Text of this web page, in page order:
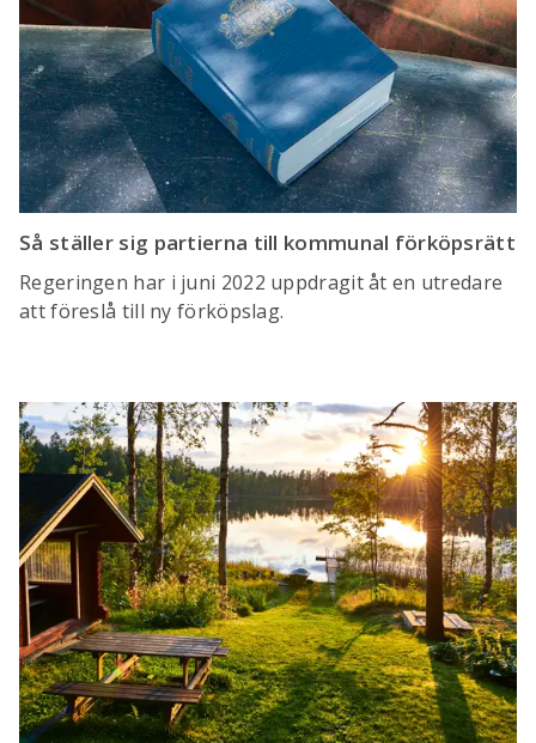
Så ställer sig partierna till kommunal förköpsrätt
Regeringen har i juni 2022 uppdragit åt en utredare
att föreslå till ny förköpslag.